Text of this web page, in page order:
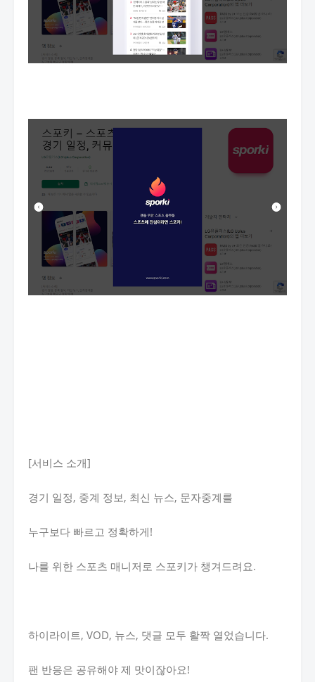
[서비스 소개]
경기 일정, 중계 정보, 최신 뉴스, 문자중계를
누구보다 빠르고 정확하게!
나를 위한 스포츠 매니저로 스포키가 챙겨드려요.
하이라이트, VOD, 뉴스, 댓글 모두 활짝 열었습니다.
팬 반응은 공유해야 제 맛이잖아요!